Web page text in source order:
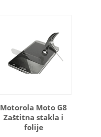
Motorola Moto G8
Zaštitna stakla i
folije